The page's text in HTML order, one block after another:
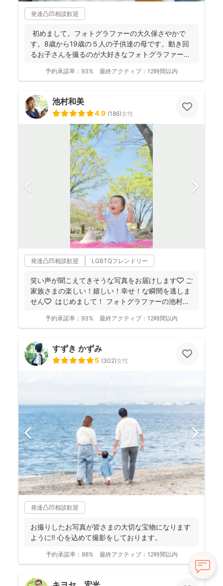
発達凸凹相談歓迎
初めまして。フォトグラファーの大久保さやかで
す。8歳から19歳の５人の子供達の母です。動き回
るお子さんを撮るのが大好きなフォトグラファーで
予約承諾率： 93% 最終アクティブ： 12時間以内
池村和美
4.9 (186)女性
発達凸凹相談歓迎 LGBTQフレンドリー
笑い声が聞こえてきそうな写真をお届けします🧡 ご
家族さまの楽しい！嬉しい！幸せ！な瞬間を逃しま
せん🧡 ⁡ はじめまして！ フォトグラファーの池村
予約承諾率： 93% 最終アクティブ： 12時間以内
すずき かずみ
5 (302)女性
発達凸凹相談歓迎
お撮りしたお写真が皆さまの大切な宝物になります
ように‼︎ 心を込めて撮影をしております。
予約承諾率： 88% 最終アクティブ： 12時間以内